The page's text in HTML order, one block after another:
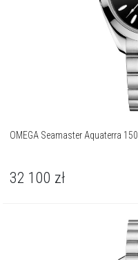
OMEGA Seamaster Aquaterra 150
32 100 zł